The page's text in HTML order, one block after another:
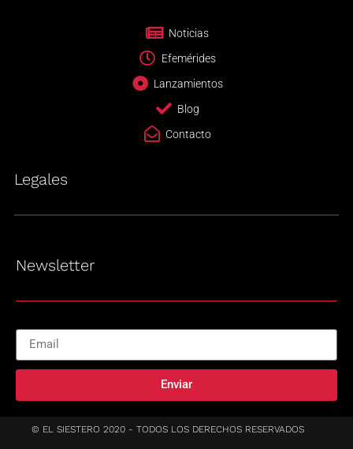
Noticias
Efemérides
Lanzamientos
Blog
Contacto
Legales
Newsletter
Enviar
© EL SIESTERO 2020 - TODOS LOS DERECHOS RESERVADOS